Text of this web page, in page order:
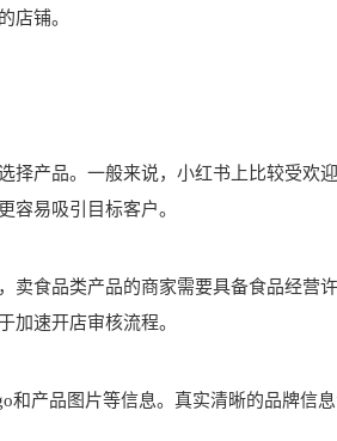
店铺。
择产品。一般来说，小红书上比较受欢
容易吸引目标客户。
卖食品类产品的商家需要具备食品经营
加速开店审核流程。
和产品图片等信息。真实清晰的品牌信